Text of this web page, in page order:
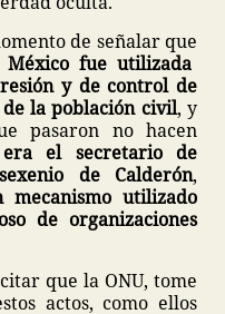
de señalar que
fue utilizada
y de control de
la población civil, y
pasaron no hacen
el secretario de
de Calderón,
mecanismo utilizado
de organizaciones
que la ONU, tome
actos, como ellos